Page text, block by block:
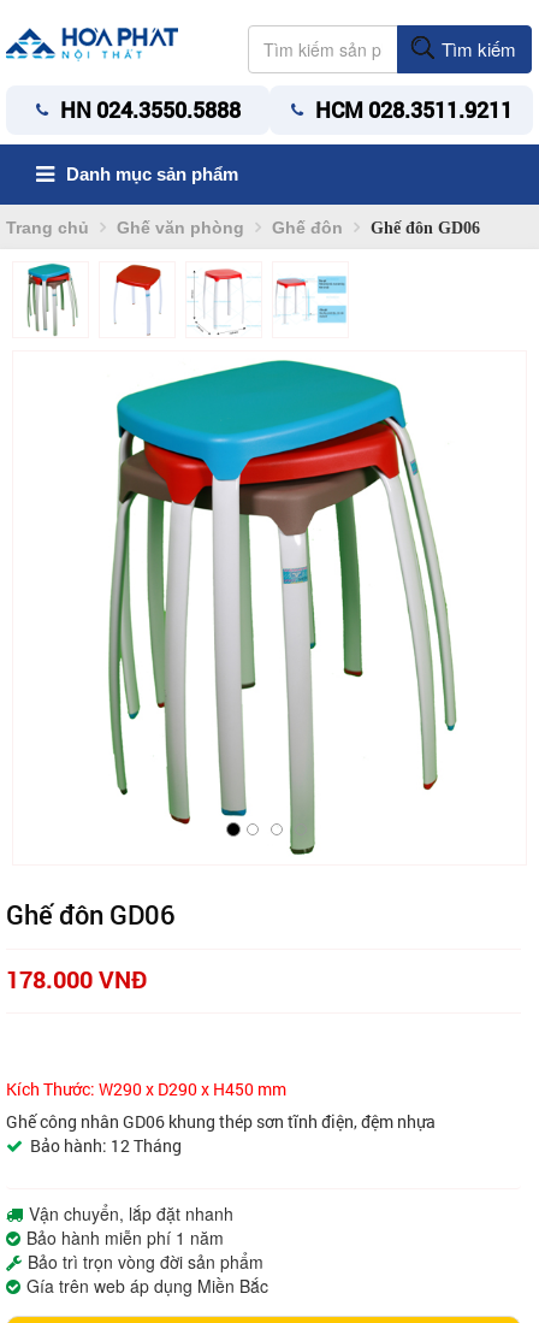
Tìm kiếm
HN 024.3550.5888 HCM 028.3511.9211
Danh mục sản phẩm
Trang chủ Ghế văn phòng Ghế đôn Ghế đôn GD06
Ghế đôn GD06
178.000 VNĐ
Kích Thước: W290 x D290 x H450 mm
Ghế công nhân GD06 khung thép sơn tĩnh điện, đệm nhựa
Bảo hành: 12 Tháng
Vận chuyển, lắp đặt nhanh
Bảo hành miễn phí 1 năm
Bảo trì trọn vòng đời sản phẩm
Gía trên web áp dụng Miền Bắc